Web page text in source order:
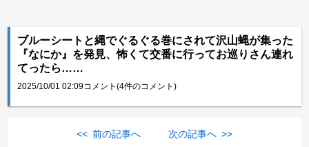
ブルーシートと縄でぐるぐる巻にされて沢山蝿が集った
『なにか』を発見、怖くて交番に行ってお巡りさん連れ
てったら……
2025/10/01 02:09コメント(4件のコメント)
<< 前の記事へ 次の記事へ >>